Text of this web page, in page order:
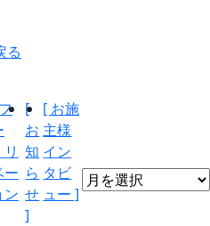
る
ー
ン
[
お
知
ら
せ
]
[ お施
主様
イン
タビ
ュー ]